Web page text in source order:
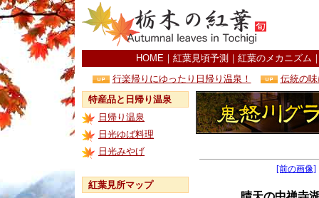
HOME ｜ 紅葉見頃予測 ｜ 紅葉のメカニズム
行楽帰りにゆったり日帰り温泉！
伝統の
特産品と日帰り温泉
日帰り温泉
日光ゆば料理
日光みやげ
紅葉見所マップ
[前の画像]